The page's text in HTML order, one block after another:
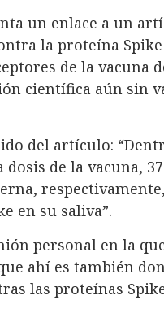
un enlace a un
la proteína Spike
de la vacuna
científica aún sin
del artículo:
de la vacuna,
en su saliva”.
personal en la
ahí es también
las proteínas